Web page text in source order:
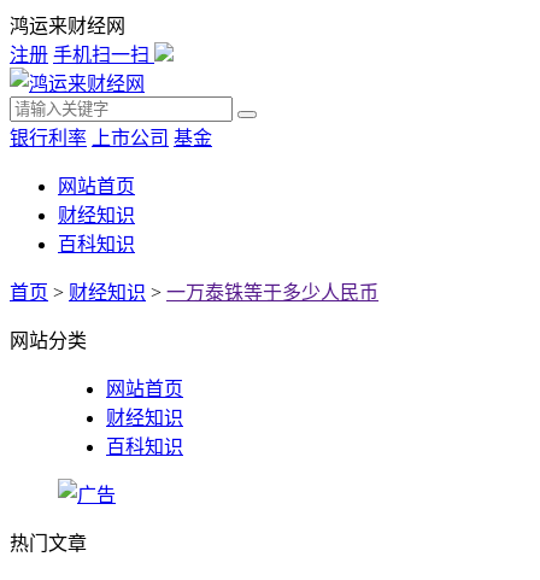
鸿运来财经网
注册 手机扫一扫
银行利率 上市公司 基金
网站首页
财经知识
百科知识
首页 > 财经知识 > 一万泰铢等于多少人民币
网站分类
网站首页
财经知识
百科知识
热门文章